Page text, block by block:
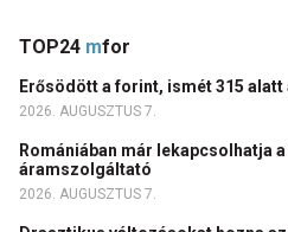
TOP24 mfor
Erősödött a forint, ismét 315 alatt
2026. AUGUSZTUS 7.
Romániában már lekapcsolhatja
áramszolgáltató
2026. AUGUSZTUS 7.